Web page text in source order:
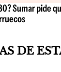
Sumar pide
DE